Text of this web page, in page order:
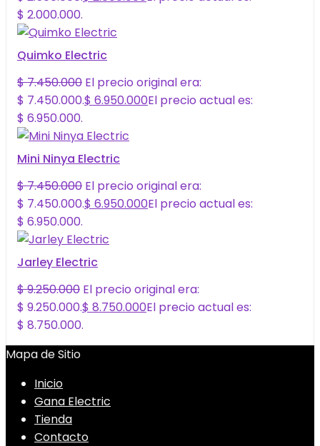
$ 2.000.000.
Quimko Electric
$7.450.000 El precio original era:
$ 7.450.000.$ 6.950.000El precio actual es:
$ 6.950.000.
Mini Ninya Electric
$7.450.000 El precio original era:
$ 7.450.000.$ 6.950.000El precio actual es:
$ 6.950.000.
Jarley Electric
$9.250.000 El precio original era:
$ 9.250.000.$ 8.750.000El precio actual es:
$ 8.750.000.
Mapa de Sitio
Inicio
Gana Electric
Tienda
Contacto